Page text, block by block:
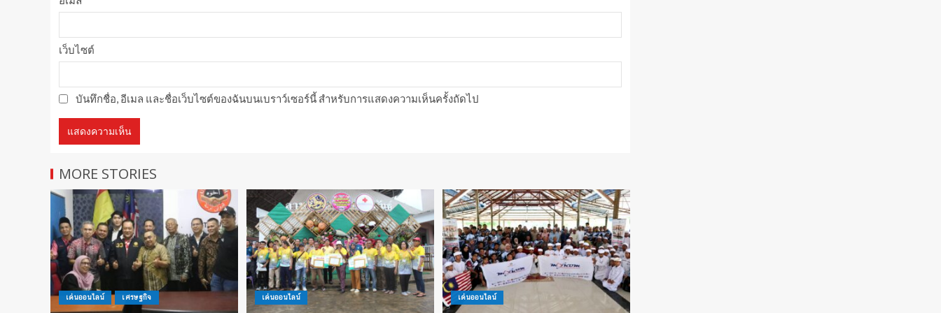
เว็บไซต์
บันทึกชื่อ, อีเมล และชื่อเว็บไซต์ของฉันบนเบราว์เซอร์นี้ สำหรับการแสดงความเห็นครั้งถัดไป
MORE STORIES
เด่นออนไลน์ เศรษฐกิจ เด่นออนไลน์ เด่นออนไลน์